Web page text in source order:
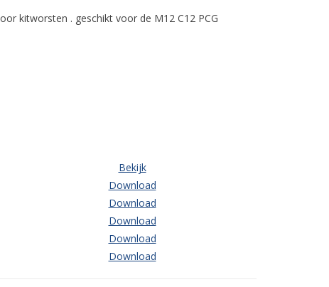
kitworsten . geschikt voor de M12 C12 PCG
Bekijk
Download
Download
Download
Download
Download